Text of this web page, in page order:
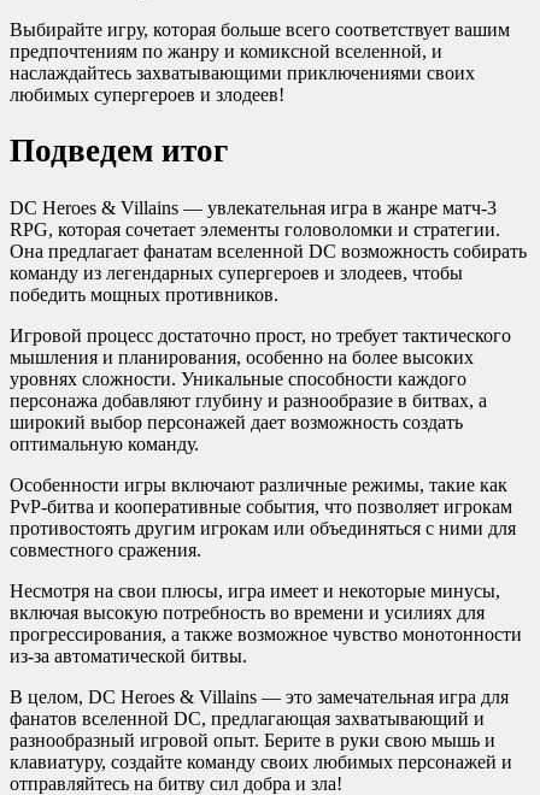
Выбирайте игру, которая больше всего соответствует вашим
предпочтениям по жанру и комиксной вселенной, и
наслаждайтесь захватывающими приключениями своих
любимых супергероев и злодеев!
Подведем итог
DC Heroes & Villains — увлекательная игра в жанре матч-3
RPG, которая сочетает элементы головоломки и стратегии.
Она предлагает фанатам вселенной DC возможность собирать
команду из легендарных супергероев и злодеев, чтобы
победить мощных противников.
Игровой процесс достаточно прост, но требует тактического
мышления и планирования, особенно на более высоких
уровнях сложности. Уникальные способности каждого
персонажа добавляют глубину и разнообразие в битвах, а
широкий выбор персонажей дает возможность создать
оптимальную команду.
Особенности игры включают различные режимы, такие как
PvP-битва и кооперативные события, что позволяет игрокам
противостоять другим игрокам или объединяться с ними для
совместного сражения.
Несмотря на свои плюсы, игра имеет и некоторые минусы,
включая высокую потребность во времени и усилиях для
прогрессирования, а также возможное чувство монотонности
из-за автоматической битвы.
В целом, DC Heroes & Villains — это замечательная игра для
фанатов вселенной DC, предлагающая захватывающий и
разнообразный игровой опыт. Берите в руки свою мышь и
клавиатуру, создайте команду своих любимых персонажей и
отправляйтесь на битву сил добра и зла!